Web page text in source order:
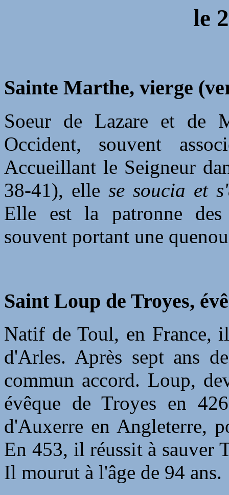
le
Sainte Marthe, vierge
Soeur de Lazare et de
Occident, souvent
Accueillant le Seigneur
38-41), elle se soucia et
Elle est la patronne des
souvent portant une
Saint Loup de Troyes,
Natif de Toul, en France,
d'Arles. Après sept ans
commun accord. Loup,
évêque de Troyes en
d'Auxerre en Angleterre,
En 453, il réussit à sauver
Il mourut à l'âge de 94 ans.